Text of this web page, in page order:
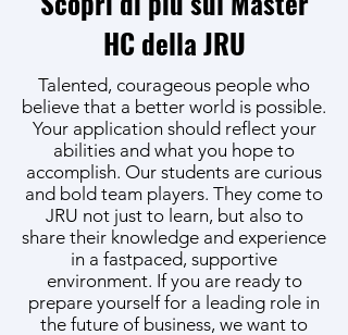
HC della JRU
Talented, courageous people who
believe that a better world is possible.
Your application should reflect your
abilities and what you hope to
accomplish. Our students are curious
and bold team players. They come to
JRU not just to learn, but also to
share their knowledge and experience
in a fastpaced, supportive
environment. If you are ready to
prepare yourself for a leading role in
the future of business, we want to